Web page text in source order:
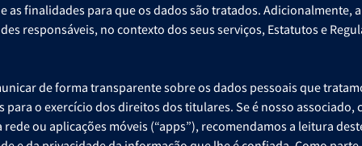
finalidades para que os dados são tratados. Adicionalmente,
responsáveis, no contexto dos seus serviços, Estatutos e
de forma transparente sobre os dados pessoais que
o exercício dos direitos dos titulares. Se é nosso
ou aplicações móveis (“apps”), recomendamos a leitura